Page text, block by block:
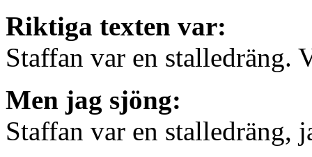
Riktiga texten var:
Staffan var en stalledräng.
Men jag sjöng:
Staffan var en stalledräng,